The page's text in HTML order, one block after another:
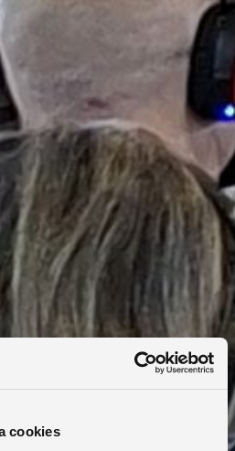
cookies